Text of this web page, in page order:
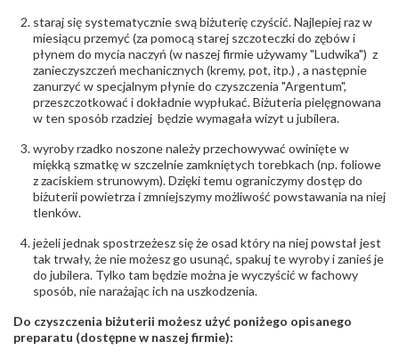
staraj się systematycznie swą biżuterię czyścić. Najlepiej raz w
miesiącu przemyć (za pomocą starej szczoteczki do zębów i
płynem do mycia naczyń (w naszej firmie używamy "Ludwika") z
zanieczyszczeń mechanicznych (kremy, pot, itp.) , a następnie
zanurzyć w specjalnym płynie do czyszczenia "Argentum",
przeszczotkować i dokładnie wypłukać. Biżuteria pielęgnowana
w ten sposób rzadziej będzie wymagała wizyt u jubilera.
wyroby rzadko noszone należy przechowywać owinięte w
miękką szmatkę w szczelnie zamkniętych torebkach (np. foliowe
z zaciskiem strunowym). Dzięki temu ograniczymy dostęp do
biżuterii powietrza i zmniejszymy możliwość powstawania na niej
tlenków.
jeżeli jednak spostrzeżesz się że osad który na niej powstał jest
tak trwały, że nie możesz go usunąć, spakuj te wyroby i zanieś je
do jubilera. Tylko tam będzie można je wyczyścić w fachowy
sposób, nie narażając ich na uszkodzenia.
Do czyszczenia biżuterii możesz użyć poniżego opisanego
preparatu (dostępne w naszej firmie):